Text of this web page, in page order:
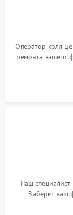
Оператор колл
ремонта вашего
Наш
Заберет ваш